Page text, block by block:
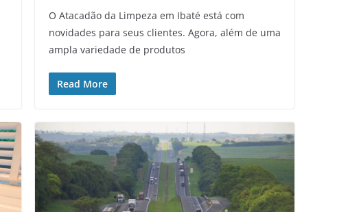
O Atacadão da Limpeza em Ibaté está com
novidades para seus clientes. Agora, além de uma
ampla variedade de produtos
Read More